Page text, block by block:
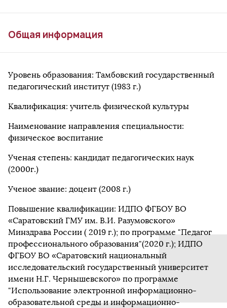
Общая информация
Уровень образования: Тамбовский государственный
педагогический институт (1983 г.)
Квалификация: учитель физической культуры
Наименование направления специальности:
физическое воспитание
Ученая степень: кандидат педагогических наук
(2000г.)
Ученое звание: доцент (2008 г.)
Повышение квалификации: ИДПО ФГБОУ ВО
«Саратовский ГМУ им. В.И. Разумовского»
Минздрава России ( 2019 г.); по программе "Педагог
профессионального образования"(2020 г.); ИДПО
ФГБОУ ВО «Саратовский национальный
исследовательский государственный университет
имени Н.Г. Чернышевского» по программе
"Использование электронной информационно-
образовательной среды и информационно-